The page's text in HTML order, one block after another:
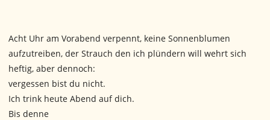
Acht Uhr am Vorabend verpennt, keine Sonnenblumen
aufzutreiben, der Strauch den ich plündern will wehrt sich
heftig, aber dennoch:
vergessen bist du nicht.
Ich trink heute Abend auf dich.
Bis denne